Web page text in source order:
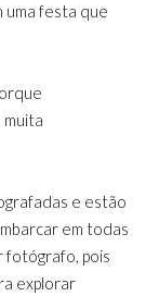
uma festa que
e estão
em todas
fotógrafo, pois
explorar